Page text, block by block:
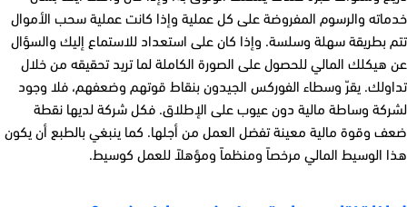
خدماته والرسوم المفروضة على كل عملية وإذا كانت عملية سحب الأموال
تتم بطريقة سهلة وسلسة. وإذا كان على استعداد للاستماع إليك والسؤال
عن هيكلك المالي للحصول على الصورة الكاملة لما تريد تحقيقه من خلال
تداولك. يقرّ وسطاء الفوركس الجيدون بنقاط قوتهم وضعفهم، فلا وجود
لشركة وساطة مالية دون عيوب على الإطلاق. فكل شركة لديها نقطة
ضعف وقوة مالية معينة تفضل العمل من أجلها. كما ينبغي بالطبع أن يكون
هذا الوسيط المالي مرخصاً ومنظماً ومؤهلاً للعمل كوسيط.